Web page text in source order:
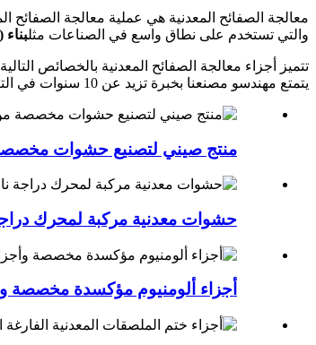
معالجة الصفائح المعدنية هي عملية معالجة الصفائح
والتي تستخدم على نطاق واسع في الصناعات مثل
تتميز أجزاء معالجة الصفائح المعدنية بالخصائص
يتمتع مهندسو مصنعنا بخبرة تزيد عن 10 سنوات في التصنيع، ويمكنهم تخصيص العديد من المنتجات عالية الجودة لك.
منتج صيني لتصنيع حشوات مخصصة
حشوات معدنية مركبة لمحرك دراجة
أجزاء ألومنيوم مؤكسدة مخصصة